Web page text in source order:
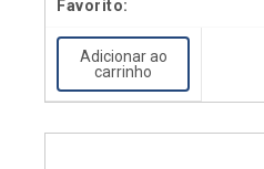
Adicionar ao
carrinho